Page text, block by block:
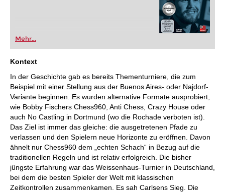
Mehr...
Kontext
In der Geschichte gab es bereits Thementurniere, die zum
Beispiel mit einer Stellung aus der Buenos Aires- oder Najdorf-
Variante beginnen. Es wurden alternative Formate ausprobiert,
wie Bobby Fischers Chess960, Anti Chess, Crazy House oder
auch No Castling in Dortmund (wo die Rochade verboten ist).
Das Ziel ist immer das gleiche: die ausgetretenen Pfade zu
verlassen und den Spielern neue Horizonte zu eröffnen. Davon
ähnelt nur Chess960 dem „echten Schach“ in Bezug auf die
traditionellen Regeln und ist relativ erfolgreich. Die bisher
jüngste Erfahrung war das Weissenhaus-Turnier in Deutschland,
bei dem die besten Spieler der Welt mit klassischen
Zeitkontrollen zusammenkamen. Es sah Carlsens Sieg. Die